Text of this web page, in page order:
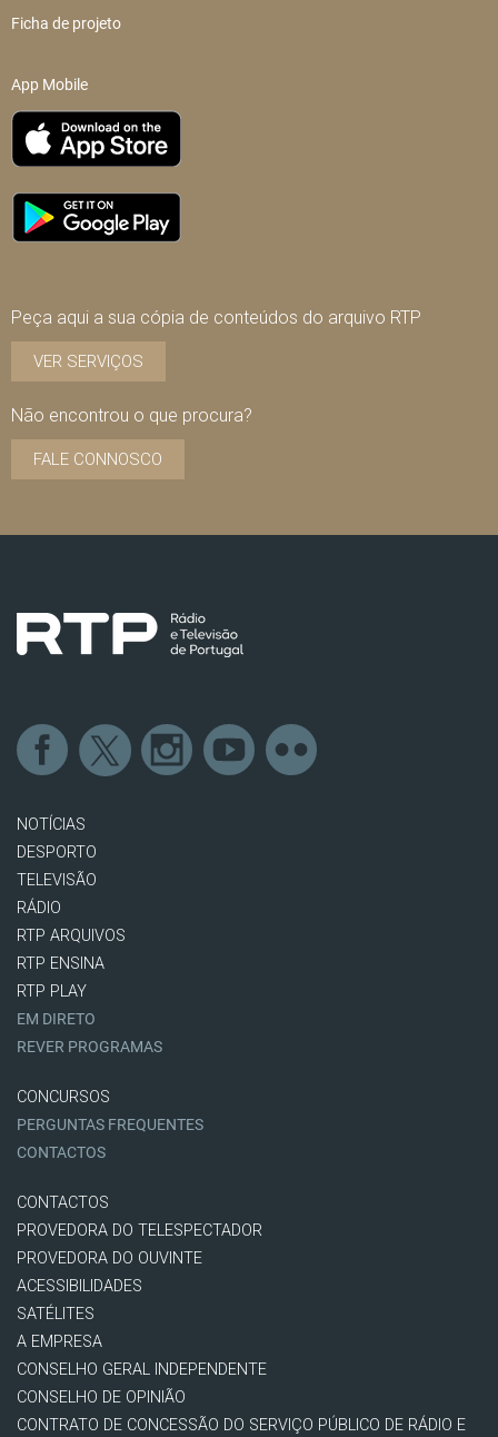
Ficha de projeto
App Mobile
Peça aqui a sua cópia de conteúdos do arquivo RTP
VER SERVIÇOS
Não encontrou o que procura?
FALE CONNOSCO
NOTÍCIAS
DESPORTO
TELEVISÃO
RÁDIO
RTP ARQUIVOS
RTP ENSINA
RTP PLAY
EM DIRETO
REVER PROGRAMAS
CONCURSOS
PERGUNTAS FREQUENTES
CONTACTOS
CONTACTOS
PROVEDORA DO TELESPECTADOR
PROVEDORA DO OUVINTE
ACESSIBILIDADES
SATÉLITES
A EMPRESA
CONSELHO GERAL INDEPENDENTE
CONSELHO DE OPINIÃO
CONTRATO DE CONCESSÃO DO SERVIÇO PÚBLICO DE RÁDIO E